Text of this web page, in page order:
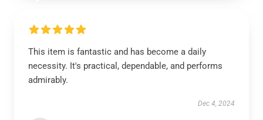
This item is fantastic and has become a daily
necessity. It's practical, dependable, and performs
admirably.
Dec 4, 2024